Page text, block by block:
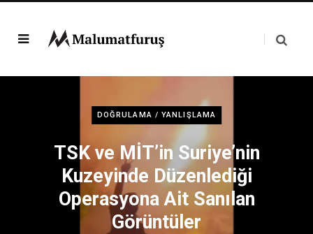
DOĞRULAMA / YANLIŞLAMA
TSK ve MİT’in Suriye’nin
Kuzeyinde Düzenlediği
Operasyona Ait Sanılan
Görüntüler